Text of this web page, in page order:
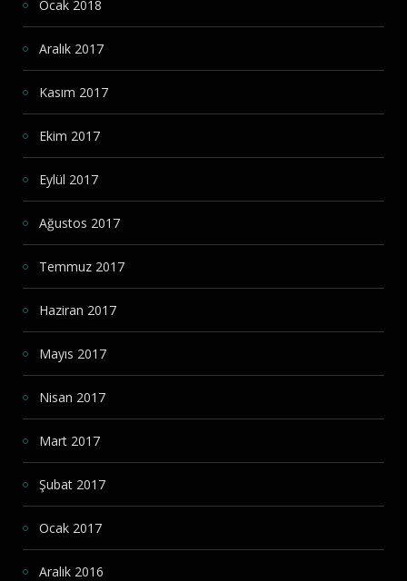
Ocak 2018
Aralık 2017
Kasım 2017
Ekim 2017
Eylül 2017
Ağustos 2017
Temmuz 2017
Haziran 2017
Mayıs 2017
Nisan 2017
Mart 2017
Şubat 2017
Ocak 2017
Aralık 2016